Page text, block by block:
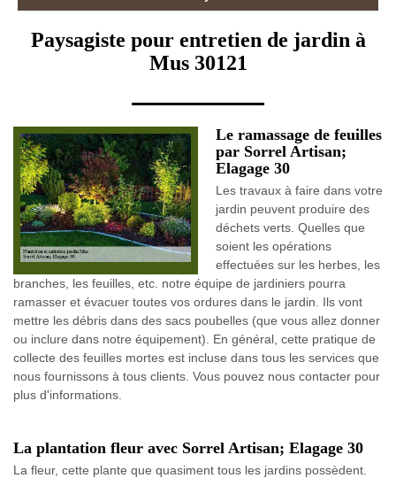
Paysagiste pour entretien de jardin à
Mus 30121
Le ramassage de feuilles
par Sorrel Artisan;
Elagage 30
Les travaux à faire dans votre
jardin peuvent produire des
déchets verts. Quelles que
soient les opérations
effectuées sur les herbes, les
branches, les feuilles, etc. notre équipe de jardiniers pourra
ramasser et évacuer toutes vos ordures dans le jardin. Ils vont
mettre les débris dans des sacs poubelles (que vous allez donner
ou inclure dans notre équipement). En général, cette pratique de
collecte des feuilles mortes est incluse dans tous les services que
nous fournissons à tous clients. Vous pouvez nous contacter pour
plus d'informations.
La plantation fleur avec Sorrel Artisan; Elagage 30
La fleur, cette plante que quasiment tous les jardins possèdent.